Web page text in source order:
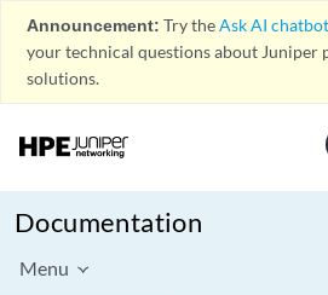
Announcement: Try theAsk AI chatbot
your technical questions about Juniper
solutions.
Documentation
Menu